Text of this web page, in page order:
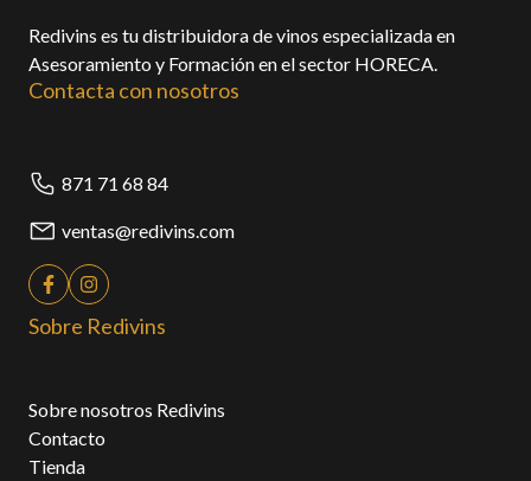
Redivins es tu distribuidora de vinos especializada en
Asesoramiento y Formación en el sector HORECA.
Contacta con nosotros
871 71 68 84
ventas@redivins.com
Sobre Redivins
Sobre nosotros Redivins
Contacto
Tienda